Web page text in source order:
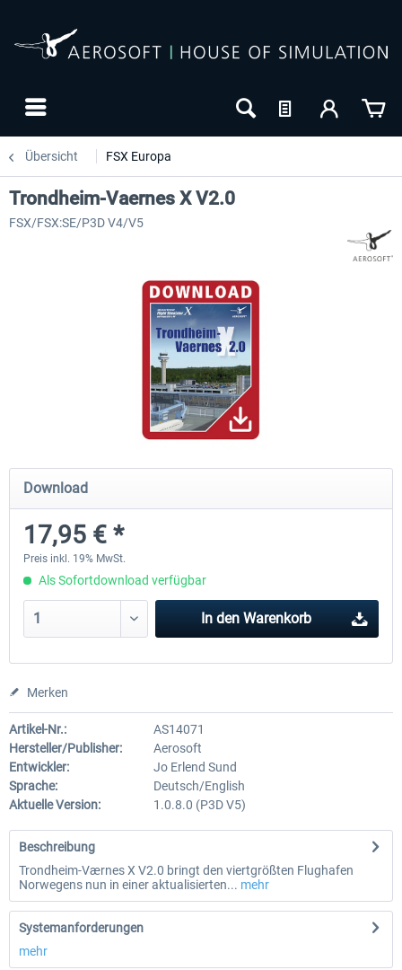
Übersicht FSX Europa
Mega Airport Frankfurt V2.0
29,95 € *
Mega Airport Berlin
Trondheim-Vaernes X V2.0
FSX/FSX:SE/P3D V4/V5
Download
17,95 € *
Preis inkl. 19% MwSt.
Als Sofortdownload verfügbar
In den Warenkorb
Merken
Artikel-Nr.:
AS14071
Hersteller/Publisher:
Aerosoft
Entwickler:
Jo Erlend Sund
Sprache:
Deutsch/English
Aktuelle Version:
1.0.8.0 (P3D V5)
Beschreibung
Trondheim-Værnes X V2.0 bringt den viertgrößten Flughafen
Norwegens nun in einer aktualisierten... mehr
Systemanforderungen
mehr